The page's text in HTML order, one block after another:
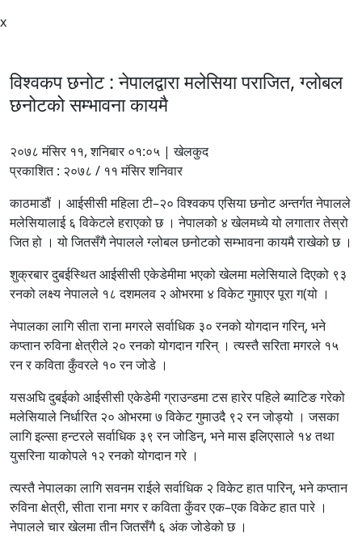
x
विश्वकप छनोट : नेपालद्वारा मलेसिया पराजित, ग्लोबल
छनोटको सम्भावना कायमै
२०७८ मंसिर ११, शनिबार ०१:०५ | खेलकुद
प्रकाशित : २०७८ / ११ मंसिर शनिवार
काठमाडौं । आईसीसी महिला टी–२० विश्वकप एसिया छनोट अन्तर्गत नेपालले
मलेसियालाई ६ विकेटले हराएको छ । नेपालको ४ खेलमध्ये यो लगातार तेस्रो
जित हो । यो जितसँगै नेपालले ग्लोबल छनोटको सम्भावना कायमै राखेको छ ।
शुक्रबार दुबईस्थित आईसीसी एकेडेमीमा भएको खेलमा मलेसियाले दिएको ९३
रनको लक्ष्य नेपालले १८ दशमलव २ ओभरमा ४ विकेट गुमाएर पूरा ग(यो ।
नेपालका लागि सीता राना मगरले सर्वाधिक ३० रनको योगदान गरिन्, भने
कप्तान रुविना क्षेत्रीले २० रनको योगदान गरिन् । त्यस्तै सरिता मगरले १५
रन र कविता कुँवरले १० रन जोडे ।
यसअघि दुबईको आईसीसी एकेडेमी ग्राउन्डमा टस हारेर पहिले ब्याटिङ गरेको
मलेसियाले निर्धारित २० ओभरमा ७ विकेट गुमाउदै ९२ रन जोड्यो । जसका
लागि इल्सा हन्टरले सर्वाधिक ३९ रन जोडिन्, भने मास इलिएसाले १४ तथा
युसरिना याकोपले १२ रनको योगदान गरे ।
त्यस्तै नेपालका लागि सवनम राईले सर्वाधिक २ विकेट हात पारिन्, भने कप्तान
रुविना क्षेत्री, सीता राना मगर र कविता कुँवर एक–एक विकेट हात पारे ।
नेपालले चार खेलमा तीन जितसँगै ६ अंक जोडेको छ ।